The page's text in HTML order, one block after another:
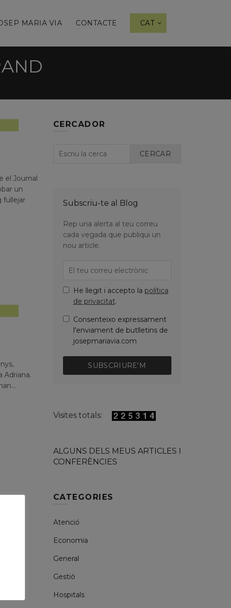
MARIA VIA CONTACTE CAT
el Journal
un
fullejar
Adriana.
CERCADOR
CERCAR
Subscriu-te al Blog
Rep una alerta al teu correu
cada vegada que publiqui un
nou article.
He llegit i accepto la política
de privacitat.
Consenteixo expressament
l'enviament de butlletins de
josepmariavia.com
SUBSCRIURE'M
Visites totals:
ALGUNS DELS MEUS ARTICLES I
CONFERÈNCIES
CATEGORIES
Atenció
Economia
General
Gestió
Hospitals